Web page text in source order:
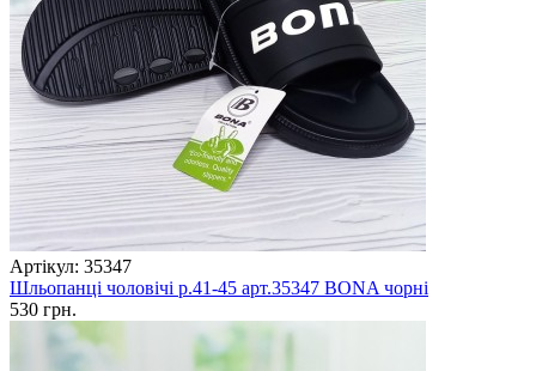
Артікул: 35347
Шльопанці чоловічі р.41-45 арт.35347 BONA чорні
530 грн.